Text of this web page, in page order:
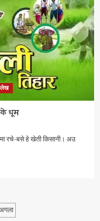
के धूम
रचे-बसे हे खेती किसानी। अउ